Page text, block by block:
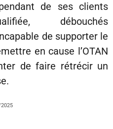
de ses clients
débouchés
de supporter le
en cause l’OTAN
de faire rétrécir un